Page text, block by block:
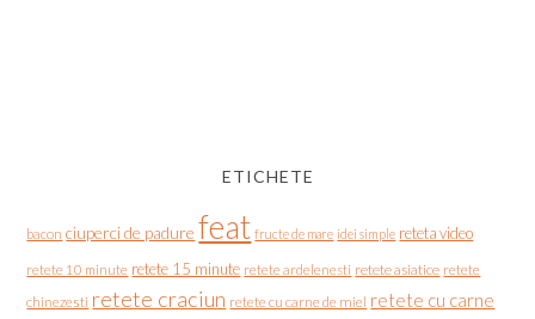
ETICHETE
bacon ciuperci de padure feat fructe de mare idei simple reteta video
retete 10 minute retete 15 minute retete ardelenesti retete asiatice retete
chinezesti retete craciun retete cu carne de miel retete cu carne